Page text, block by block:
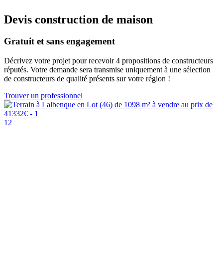
Devis construction de maison
Gratuit et sans engagement
Décrivez votre projet pour recevoir 4 propositions de constructeurs
réputés. Votre demande sera transmise uniquement à une sélection
de constructeurs de qualité présents sur votre région !
Trouver un professionnel
12